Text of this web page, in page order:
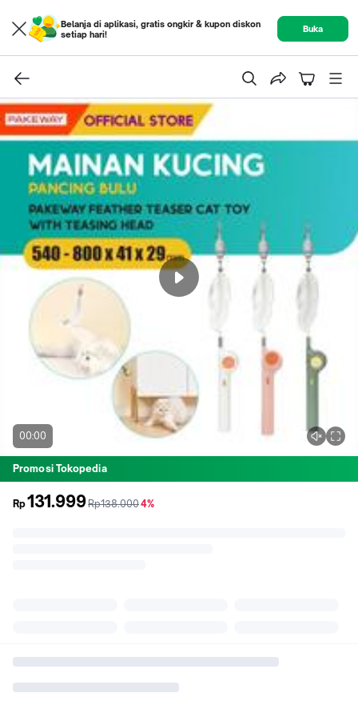
Belanja di aplikasi, gratis ongkir & kupon diskon
setiap hari!
Buka
00:00
Promosi Tokopedia
Rp131.999sebelum
Rp138.000diskon
4%